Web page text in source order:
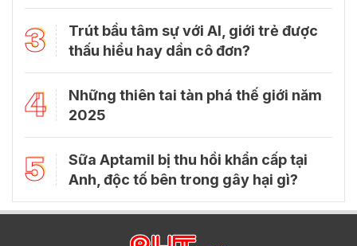
3
Trút bầu tâm sự với Al, giới trẻ được
thấu hiểu hay dần cô đơn?
4
Những thiên tai tàn phá thế giới năm
2025
5
Sữa Aptamil bị thu hồi khẩn cấp tại
Anh, độc tố bên trong gây hại gì?